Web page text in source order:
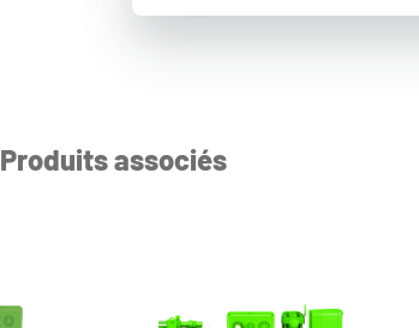
Produits associés